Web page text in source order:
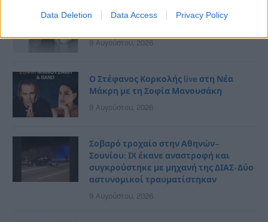
Data Deletion Data Access Privacy Policy
Νέα Μάκρη: Η θεατρική παράσταση
9 Αυγούστου, 2026
Ο Στέφανος Κορκολής live στη Νέα
Μάκρη με τη Σοφία Μανουσάκη
9 Αυγούστου, 2026
Σοβαρό τροχαίο στην Αθηνών–
Σουνίου: ΙΧ έκανε αναστροφή και
συγκρούστηκε με μηχανή της ΔΙΑΣ- Δύο
αστυνομικοί τραυματίστηκαν
9 Αυγούστου, 2026